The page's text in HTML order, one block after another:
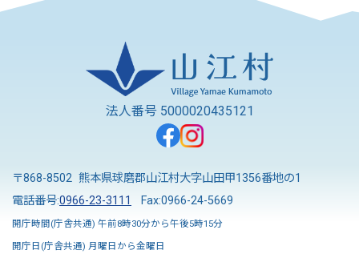
法人番号 5000020435121
〒868-8502 熊本県球磨郡山江村大字山田甲1356番地の1
電話番号:0966-23-3111 Fax:0966-24-5669
開庁時間(庁舎共通) 午前8時30分から午後5時15分
開庁日(庁舎共通) 月曜日から金曜日